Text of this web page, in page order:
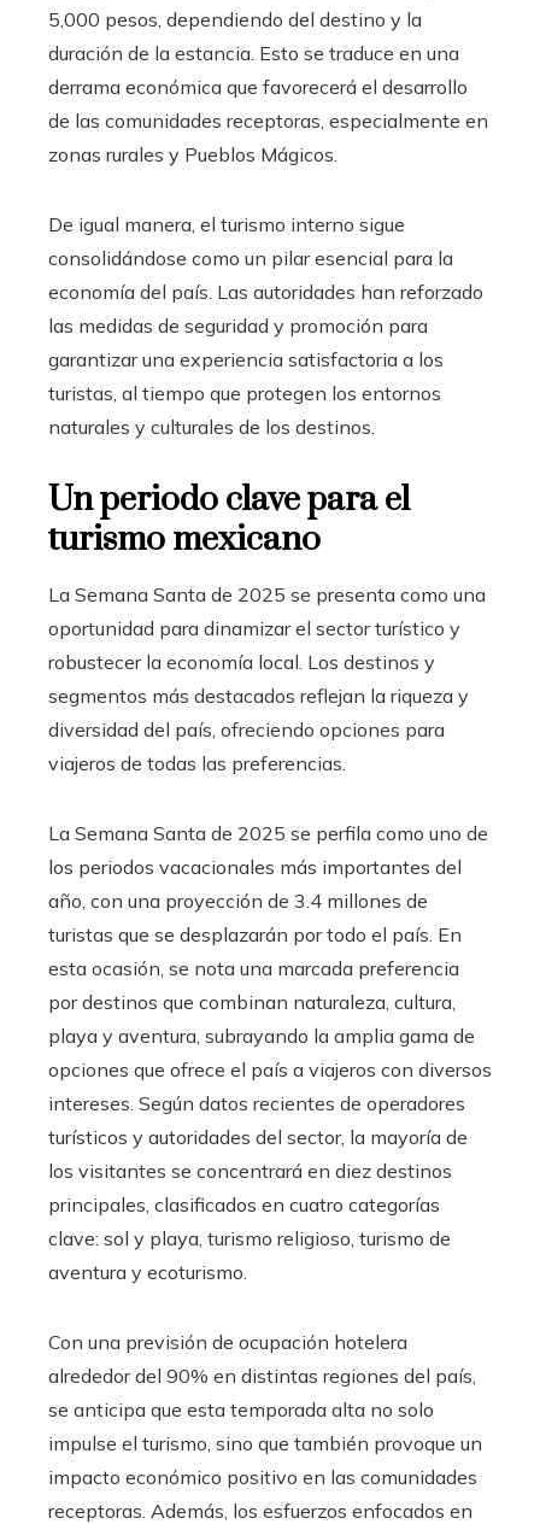
5,000 pesos, dependiendo del destino y la
duración de la estancia. Esto se traduce en una
derrama económica que favorecerá el desarrollo
de las comunidades receptoras, especialmente en
zonas rurales y Pueblos Mágicos.
De igual manera, el turismo interno sigue
consolidándose como un pilar esencial para la
economía del país. Las autoridades han reforzado
las medidas de seguridad y promoción para
garantizar una experiencia satisfactoria a los
turistas, al tiempo que protegen los entornos
naturales y culturales de los destinos.
Un periodo clave para el
turismo mexicano
La Semana Santa de 2025 se presenta como una
oportunidad para dinamizar el sector turístico y
robustecer la economía local. Los destinos y
segmentos más destacados reflejan la riqueza y
diversidad del país, ofreciendo opciones para
viajeros de todas las preferencias.
La Semana Santa de 2025 se perfila como uno de
los periodos vacacionales más importantes del
año, con una proyección de 3.4 millones de
turistas que se desplazarán por todo el país. En
esta ocasión, se nota una marcada preferencia
por destinos que combinan naturaleza, cultura,
playa y aventura, subrayando la amplia gama de
opciones que ofrece el país a viajeros con diversos
intereses. Según datos recientes de operadores
turísticos y autoridades del sector, la mayoría de
los visitantes se concentrará en diez destinos
principales, clasificados en cuatro categorías
clave: sol y playa, turismo religioso, turismo de
aventura y ecoturismo.
Con una previsión de ocupación hotelera
alrededor del 90% en distintas regiones del país,
se anticipa que esta temporada alta no solo
impulse el turismo, sino que también provoque un
impacto económico positivo en las comunidades
receptoras. Además, los esfuerzos enfocados en